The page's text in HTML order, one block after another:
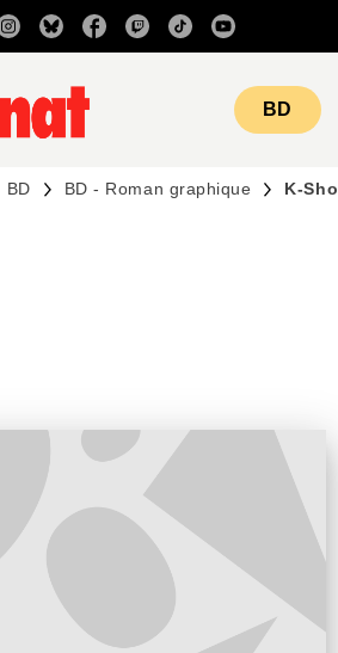
RECHERCHE CONTENU
BD
BD BD - Roman graphique K-